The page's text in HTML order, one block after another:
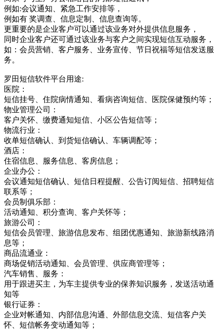
例如:会议通知、紧急工作安排等，
例如有 奖调查、信息定制、信息查询等。
更重要的是企业客户可以通过该业务对外提供信息服务，
同时企业客户还可通过该业务与客户之间实现短信互动服务，
如：会员营销、客户服务、业务宣传、节日祝福等短信发送服
务。
罗田短信软件平台用途:
医院：
短信挂号、住院病情通知、看病咨询短信、医院保健预约等；
物业管理公司：
客户关怀、缴费通知短信、小区公告短信等；
物流行业：
收单短信确认、到货短信确认、车辆调配等；
酒店：
住宿信息、服务信息、客房信息；
企业办公：
会议通知短信确认、短信日程提醒、公告订阅短信、招聘短信
联系等；
会员制俱乐部：
活动通知、积分查询、客户关怀等；
旅游公司：
短信会员管理、旅游信息发布、组团优惠通知、旅游新线路消
息等；
商品流通业：
商场促销活动通知、会员管理、供应商管理等；
汽车销售、服务：
用于跟进买主，为车主提供专业的保养知识服务，发送活动通
知等
银行证券：
企业对帐通知、内部信息沟通、外部信息交流、短信客户关
怀、短信帐务变动通知等；